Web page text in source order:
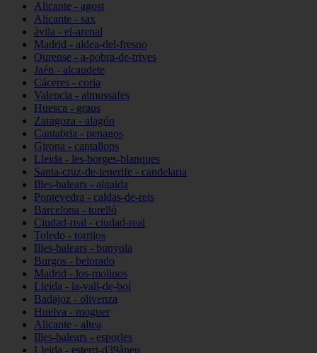
Alicante - agost
Alicante - sax
ávila - el-arenal
Madrid - aldea-del-fresno
Ourense - a-pobra-de-trives
Jaén - alcaudete
Cáceres - coria
Valencia - almussafes
Huesca - graus
Zaragoza - alagón
Cantabria - penagos
Girona - cantallops
Lleida - les-borges-blanques
Santa-cruz-de-tenerife - candelaria
Illes-balears - algaida
Pontevedra - caldas-de-reis
Barcelona - torelló
Ciudad-real - ciudad-real
Toledo - torrijos
Illes-balears - bunyola
Burgos - belorado
Madrid - los-molinos
Lleida - la-vall-de-boí
Badajoz - olivenza
Huelva - moguer
Alicante - altea
Illes-balears - esporles
Lleida - esterri-d39àneu